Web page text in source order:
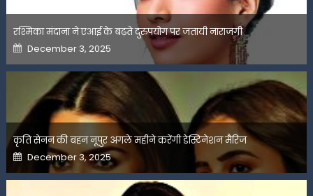
रश्मिका मंदाना ने एआई के बढ़ते दुरुपयोग पर जतायी नाराजगी
Posted
on
December 3, 2025
कृति सेनन की बहन नूपुर अगले महीने करेंगी डेस्टिनेशन मैरिज
Posted
on
December 3, 2025